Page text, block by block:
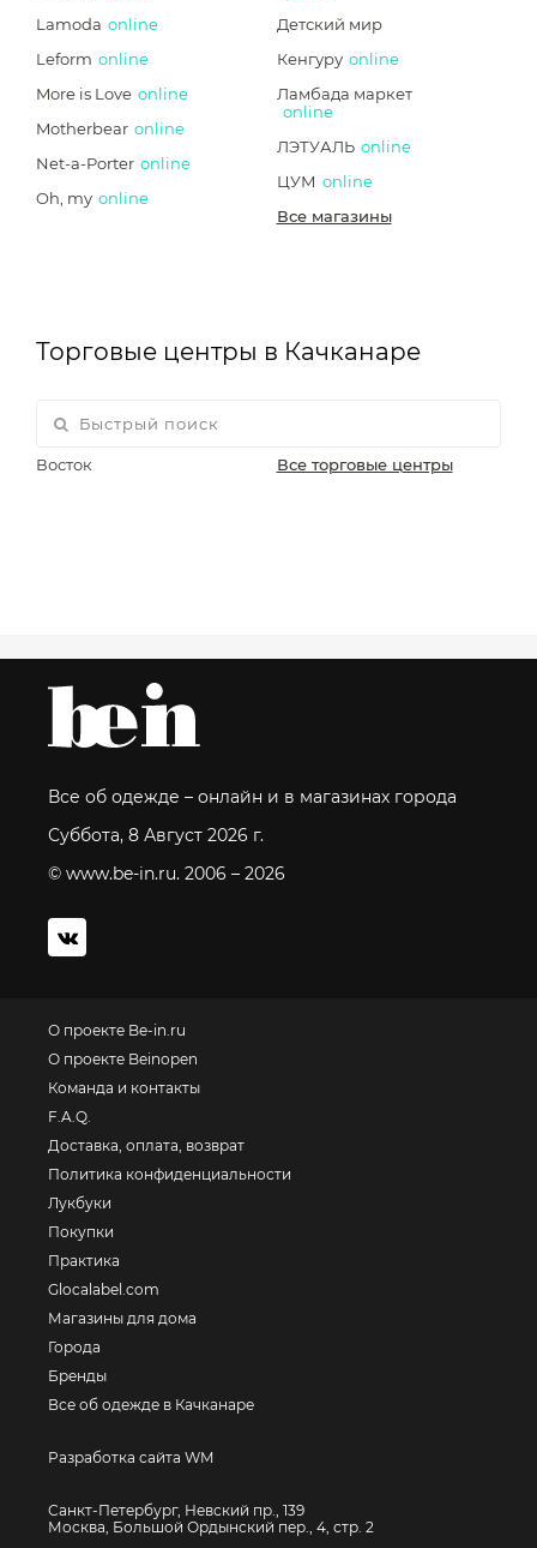
Lamoda online
Leform online
More is Love online
Motherbear online
Net-a-Porter online
Oh, my online
Детский мир
Кенгуру online
Ламбада маркет
online
ЛЭТУАЛЬ online
ЦУМ online
Все магазины
Торговые центры в Качканаре
Восток Все торговые центры
Все об одежде – онлайн и в магазинах города
Суббота, 8 Август 2026 г.
© www.be-in.ru. 2006 – 2026
О проекте Be-in.ru
О проекте Beinopen
Команда и контакты
F.A.Q.
Доставка, оплата, возврат
Политика конфиденциальности
Лукбуки
Покупки
Практика
Glocalabel.com
Магазины для дома
Города
Бренды
Все об одежде в Качканаре
Разработка сайта WM
Санкт-Петербург, Невский пр., 139
Москва, Большой Ордынский пер., 4, стр. 2